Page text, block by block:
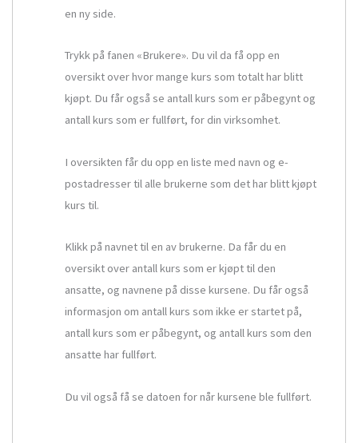
en ny side.
Trykk på fanen «Brukere». Du vil da få opp en
oversikt over hvor mange kurs som totalt har blitt
kjøpt. Du får også se antall kurs som er påbegynt og
antall kurs som er fullført, for din virksomhet.
I oversikten får du opp en liste med navn og e-
postadresser til alle brukerne som det har blitt kjøpt
kurs til.
Klikk på navnet til en av brukerne. Da får du en
oversikt over antall kurs som er kjøpt til den
ansatte, og navnene på disse kursene. Du får også
informasjon om antall kurs som ikke er startet på,
antall kurs som er påbegynt, og antall kurs som den
ansatte har fullført.
Du vil også få se datoen for når kursene ble fullført.